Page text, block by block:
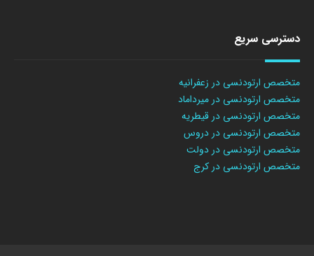
دسترسی سریع
متخصص ارتودنسی در زعفرانیه
متخصص ارتودنسی در میرداماد
متخصص ارتودنسی در قیطریه
متخصص ارتودنسی در دروس
متخصص ارتودنسی در دولت
متخصص ارتودنسی در کرج